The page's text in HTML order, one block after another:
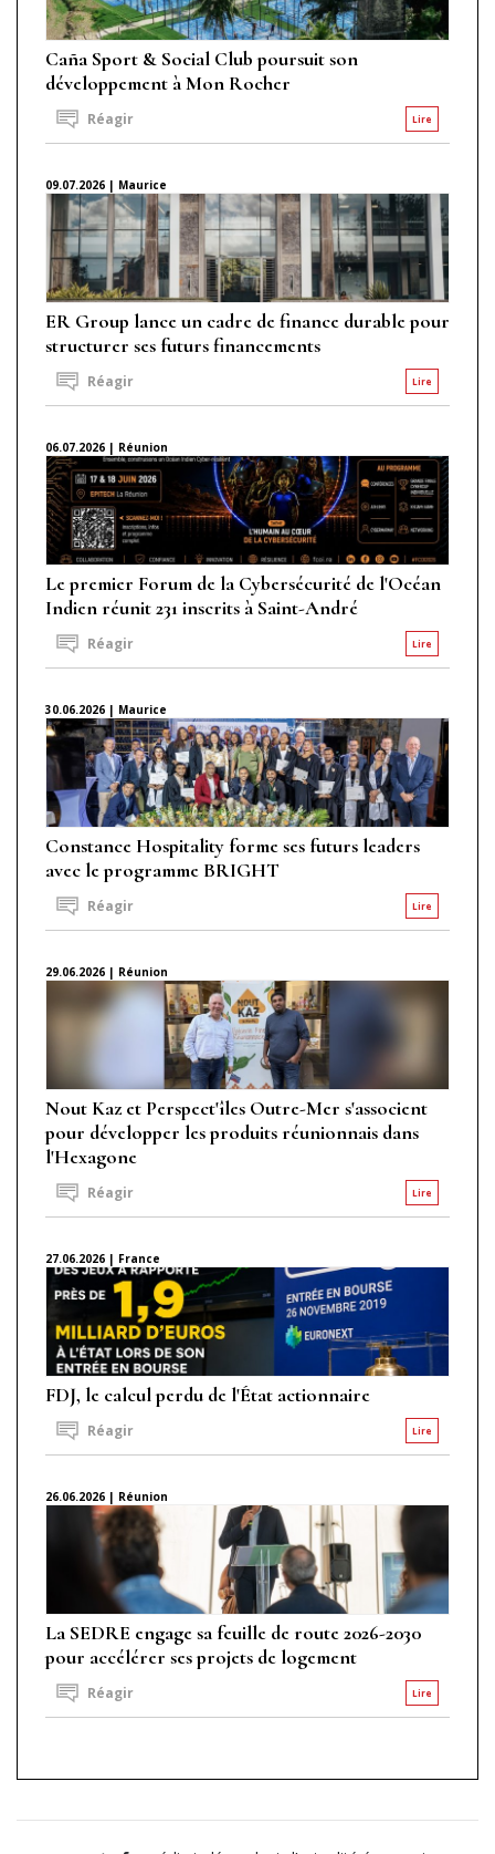
Caña Sport & Social Club poursuit son
développement à Mon Rocher
Lire
Réagir
09.07.2026 | Maurice
ER Group lance un cadre de finance durable pour
structurer ses futurs financements
Lire
Réagir
06.07.2026 | Réunion
Le premier Forum de la Cybersécurité de l'Océan
Indien réunit 231 inscrits à Saint-André
Lire
Réagir
30.06.2026 | Maurice
Constance Hospitality forme ses futurs leaders
avec le programme BRIGHT
Lire
Réagir
29.06.2026 | Réunion
Nout Kaz et Perspect'îles Outre-Mer s'associent
pour développer les produits réunionnais dans
l'Hexagone
Lire
Réagir
27.06.2026 | France
FDJ, le calcul perdu de l'État actionnaire
Lire
Réagir
26.06.2026 | Réunion
La SEDRE engage sa feuille de route 2026-2030
pour accélérer ses projets de logement
Lire
Réagir